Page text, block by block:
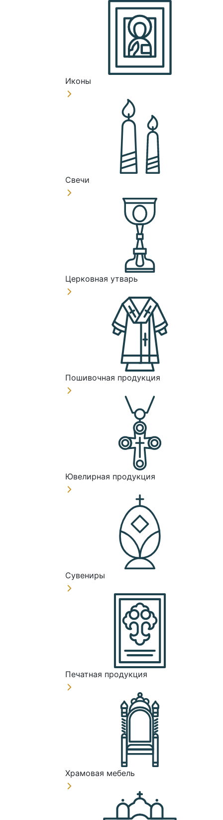
Иконы
Свечи
Церковная утварь
Пошивочная продукция
Ювелирная продукция
Сувениры
Печатная продукция
Храмовая мебель